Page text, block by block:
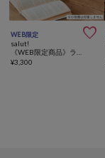
WEB限定 
salut!
¥3,300